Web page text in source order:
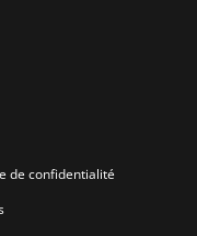
de confidentialité